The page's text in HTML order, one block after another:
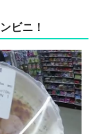
ビニ！